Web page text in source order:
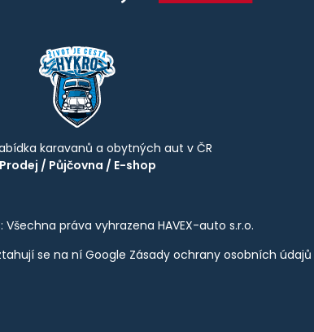
karavanů a obytných aut v ČR
Prodej / Půjčovna / E-shop
práva vyhrazena HAVEX-auto s.r.o.
se na ní Google Zásady ochrany osobních údajů